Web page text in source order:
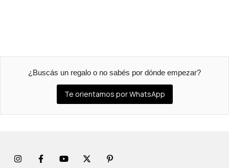
¿Buscás un regalo o no sabés por dónde empezar?
Te orientamos por WhatsApp